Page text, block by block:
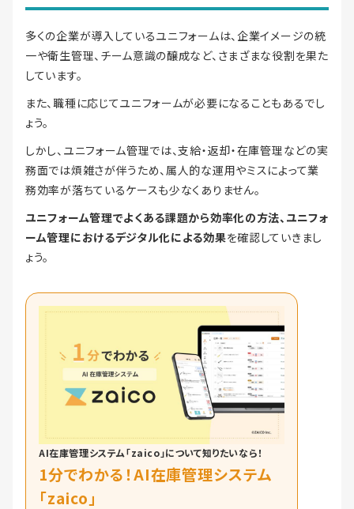
多くの企業が導入しているユニフォームは、企業イメージの統
一や衛生管理、チーム意識の醸成など、さまざまな役割を果た
しています。
また、職種に応じてユニフォームが必要になることもあるでし
ょう。
しかし、ユニフォーム管理では、支給・返却・在庫管理などの実
務面では煩雑さが伴うため、属人的な運用やミスによって業
務効率が落ちているケースも少なくありません。
ユニフォーム管理でよくある課題から効率化の方法、ユニフォ
ーム管理におけるデジタル化による効果を確認していきまし
ょう。
AI在庫管理システム「zaico」について知りたいなら！
1分でわかる！AI在庫管理システム
「zaico」